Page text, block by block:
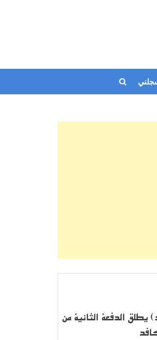
Toggle
يطلق الدفعة الثانية من